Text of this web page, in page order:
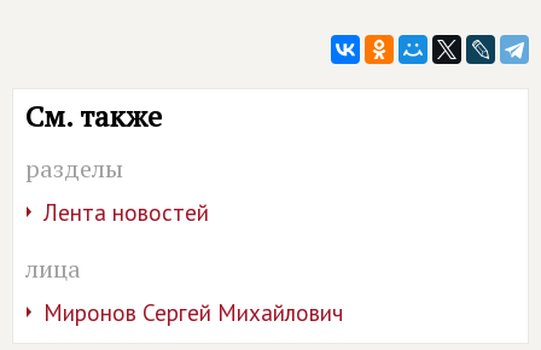
См. также
разделы
Лента новостей
лица
Миронов Сергей Михайлович